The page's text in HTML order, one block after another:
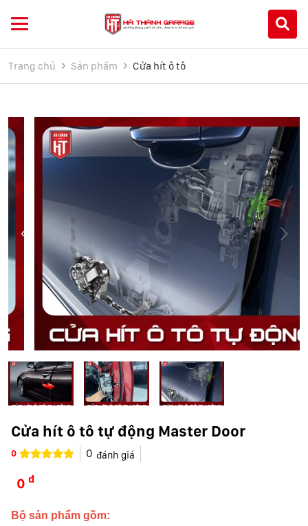
Trang chủ Sản phẩm Cửa hít ô tô
Cửa hít ô tô tự động Master Door
0 0 đánh giá
0 đ
Bộ sản phẩm gồm: